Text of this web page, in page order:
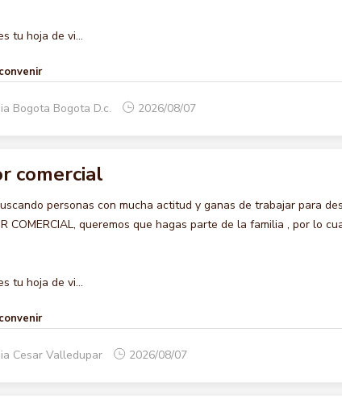
tu hoja de vi...
Bogota Bogota D.c. 2026/08/07
comercial
personas con mucha actitud y ganas de trabajar para
COMERCIAL, queremos que hagas parte de la familia , por lo
tu hoja de vi...
Cesar Valledupar 2026/08/07